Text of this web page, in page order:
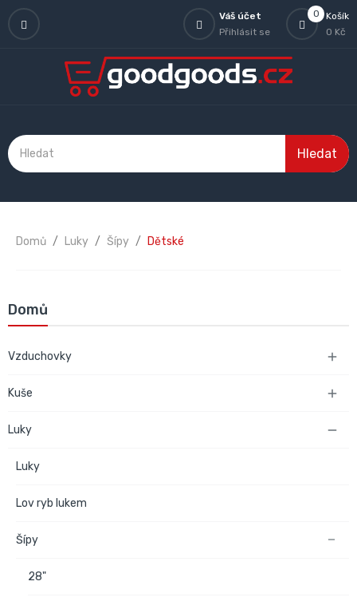
0
Košík
0 Kč
Váš účet
Přihlásit se
Hledat
Domů Luky Šípy Dětské
Domů
Vzduchovky 
Kuše 
Luky 
Luky
Lov ryb lukem
Šípy 
28"